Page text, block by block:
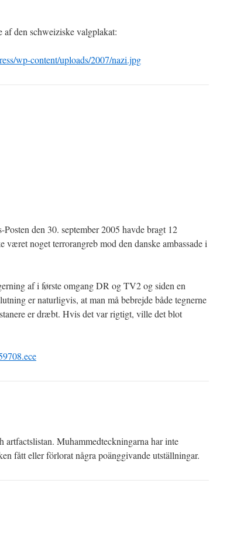
af den schweiziske valgplakat:
wp-content/uploads/2007/nazi.jpg
den 30. september 2005 havde bragt 12
været noget terrorangreb mod den danske ambassade i
af i første omgang DR og TV2 og siden en
er naturligvis, at man må bebrejde både tegnerne
er dræbt. Hvis det var rigtigt, ville det blot
Muhammedteckningarna har inte
fått eller förlorat några poänggivande utställningar.